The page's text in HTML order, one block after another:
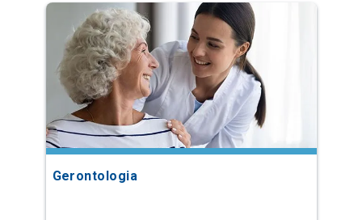
Gerontologia